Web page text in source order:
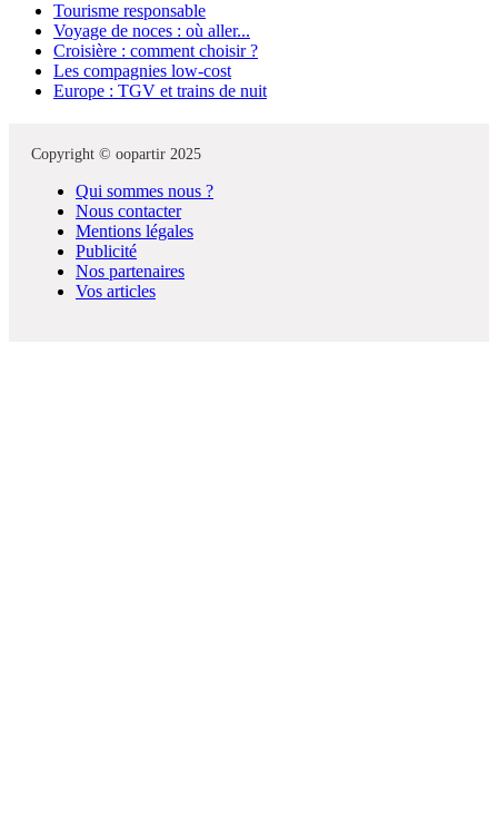
Tourisme responsable
Voyage de noces : où aller...
Croisière : comment choisir ?
Les compagnies low-cost
Europe : TGV et trains de nuit
Copyright © oopartir 2025
Qui sommes nous ?
Nous contacter
Mentions légales
Publicité
Nos partenaires
Vos articles